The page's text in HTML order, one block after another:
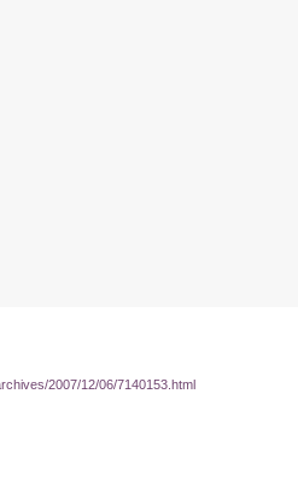
2007/12/06/7140153.html